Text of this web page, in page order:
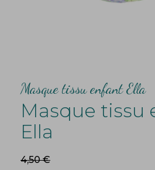
Masque tissu enfant Ella
Masque tissu
Ella
4,50 €